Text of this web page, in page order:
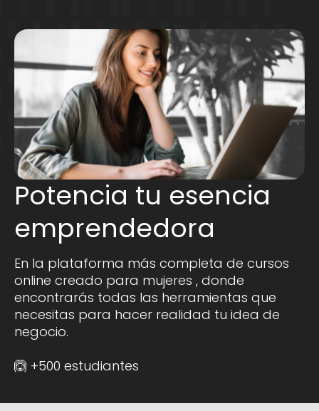
Potencia tu esencia
emprendedora
En la plataforma más completa de cursos
online creado para mujeres , donde
encontrarás todas las herramientas que
necesitas para hacer realidad tu idea de
negocio.
🙆 +500 estudiantes